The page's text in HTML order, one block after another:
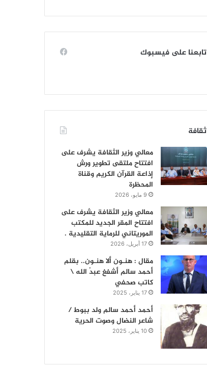
تابعنا على فيسبوك
ثقافة
معالي وزير الثقافة يشرف على
افتتاح ملتقى تطوير ورش
إذاعة القرآن الكريم وقناة
المحظرة
9 مايو، 2026
معالي وزير الثقافة يشرف على
افتتاح المقر الجديد للمكتب
الموريتاني للرماية التقليدية .
17 أبريل، 2026
مقال : هنـون ألا هنـون.. بقلم
أحمد سالم أشفغ عبدُ الله \
كاتب صحفي
17 يناير، 2025
أحمد أحمد سالم ولد ببوط /
شاعر النضال وصوت الحرية
10 يناير، 2025